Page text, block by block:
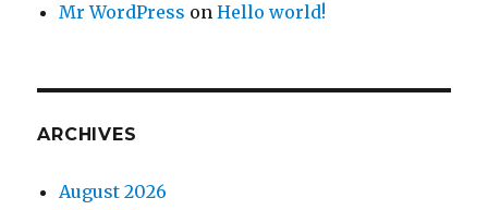
Mr WordPress onHello world!
ARCHIVES
August 2026